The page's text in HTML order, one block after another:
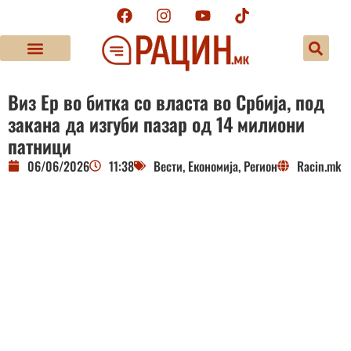
Виз Ер во битка со власта во Србија, под
закана да изгуби пазар од 14 милиони
патници
06/06/2026 11:38 Вести, Економија, Регион Racin.mk